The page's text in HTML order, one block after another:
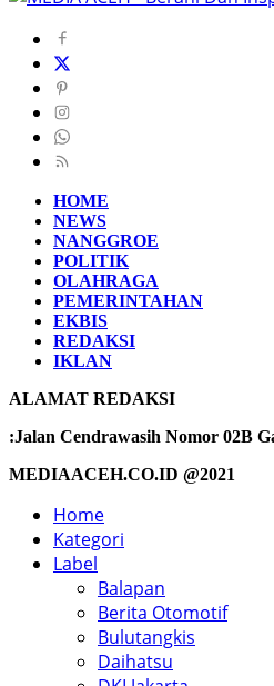
HOME
NEWS
NANGGROE
POLITIK
OLAHRAGA
PEMERINTAHAN
EKBIS
REDAKSI
IKLAN
ALAMAT REDAKSI
:Jalan Cendrawasih Nomor 02B
MEDIAACEH.CO.ID @2021
Home
Kategori
Label
Balapan
Berita Otomotif
Bulutangkis
Daihatsu